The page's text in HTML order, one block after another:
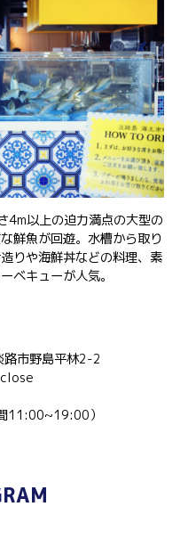
4m以上の迫力満点の大型の
鮮魚が回遊。水槽から取り
りや海鮮丼などの料理、素
ベキューが人気。
市野島平林2-2
11:00~19:00）